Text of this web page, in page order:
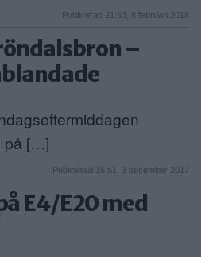
Publicerad 21:53, 8 februari 2018
–
på […]
Publicerad 16:51, 3 december 2017
E4/E20 med